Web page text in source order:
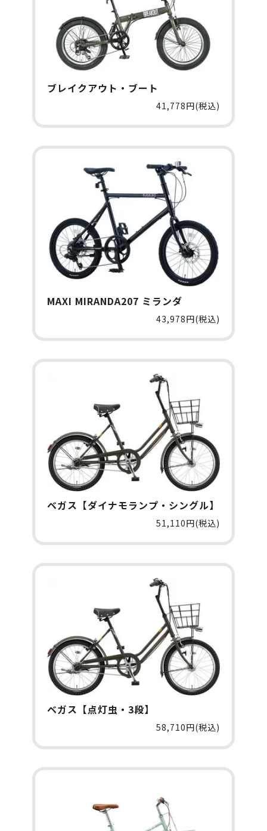
ブレイクアウト・ブート
41,778円(税込)
MAXI MIRANDA207 ミランダ
43,978円(税込)
ベガス【ダイナモランプ・シングル】
51,110円(税込)
ベガス【点灯虫・3段】
58,710円(税込)